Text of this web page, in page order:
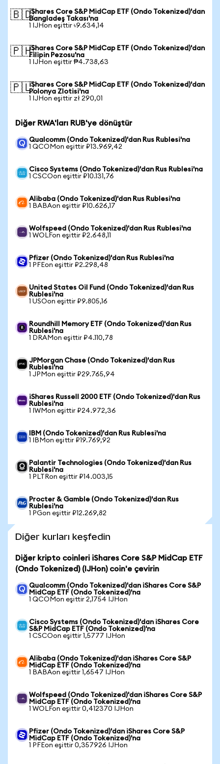
🇧🇩iShares Core S&P MidCap ETF (Ondo Tokenized)'dan
Bangladeş Takası'na
1 IJHon eşittir ৳9.634,14
🇵🇭iShares Core S&P MidCap ETF (Ondo Tokenized)'dan
Filipin Pezosu'na
1 IJHon eşittir ₱4.738,63
🇵🇱iShares Core S&P MidCap ETF (Ondo Tokenized)'dan
Polonya Zlotisi'na
1 IJHon eşittir zł 290,01
Diğer RWA'ları RUB'ye dönüştür
Qualcomm (Ondo Tokenized)'dan Rus Rublesi'na
1 QCOMon eşittir ₽13.969,42
Cisco Systems (Ondo Tokenized)'dan Rus Rublesi'na
1 CSCOon eşittir ₽10.131,76
Alibaba (Ondo Tokenized)'dan Rus Rublesi'na
1 BABAon eşittir ₽10.626,17
Wolfspeed (Ondo Tokenized)'dan Rus Rublesi'na
1 WOLFon eşittir ₽2.648,11
Pfizer (Ondo Tokenized)'dan Rus Rublesi'na
1 PFEon eşittir ₽2.298,48
United States Oil Fund (Ondo Tokenized)'dan Rus
Rublesi'na
1 USOon eşittir ₽9.805,16
Roundhill Memory ETF (Ondo Tokenized)'dan Rus
Rublesi'na
1 DRAMon eşittir ₽4.110,78
JPMorgan Chase (Ondo Tokenized)'dan Rus
Rublesi'na
1 JPMon eşittir ₽29.765,94
iShares Russell 2000 ETF (Ondo Tokenized)'dan Rus
Rublesi'na
1 IWMon eşittir ₽24.972,36
IBM (Ondo Tokenized)'dan Rus Rublesi'na
1 IBMon eşittir ₽19.769,92
Palantir Technologies (Ondo Tokenized)'dan Rus
Rublesi'na
1 PLTRon eşittir ₽14.003,15
Procter & Gamble (Ondo Tokenized)'dan Rus
Rublesi'na
1 PGon eşittir ₽12.269,82
Diğer kurları keşfedin
Diğer kripto coinleri iShares Core S&P MidCap ETF
(Ondo Tokenized) (IJHon) coin'e çevirin
Qualcomm (Ondo Tokenized)'dan iShares Core S&P
MidCap ETF (Ondo Tokenized)'na
1 QCOMon eşittir 2,1754 IJHon
Cisco Systems (Ondo Tokenized)'dan iShares Core
S&P MidCap ETF (Ondo Tokenized)'na
1 CSCOon eşittir 1,5777 IJHon
Alibaba (Ondo Tokenized)'dan iShares Core S&P
MidCap ETF (Ondo Tokenized)'na
1 BABAon eşittir 1,6547 IJHon
Wolfspeed (Ondo Tokenized)'dan iShares Core S&P
MidCap ETF (Ondo Tokenized)'na
1 WOLFon eşittir 0,412370 IJHon
Pfizer (Ondo Tokenized)'dan iShares Core S&P
MidCap ETF (Ondo Tokenized)'na
1 PFEon eşittir 0,357926 IJHon